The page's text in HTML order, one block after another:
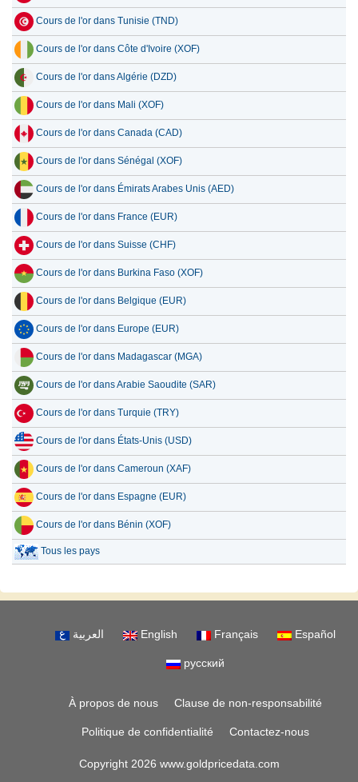
Cours de l'or dans Tunisie (TND)
Cours de l'or dans Côte d'Ivoire (XOF)
Cours de l'or dans Algérie (DZD)
Cours de l'or dans Mali (XOF)
Cours de l'or dans Canada (CAD)
Cours de l'or dans Sénégal (XOF)
Cours de l'or dans Émirats Arabes Unis (AED)
Cours de l'or dans France (EUR)
Cours de l'or dans Suisse (CHF)
Cours de l'or dans Burkina Faso (XOF)
Cours de l'or dans Belgique (EUR)
Cours de l'or dans Europe (EUR)
Cours de l'or dans Madagascar (MGA)
Cours de l'or dans Arabie Saoudite (SAR)
Cours de l'or dans Turquie (TRY)
Cours de l'or dans États-Unis (USD)
Cours de l'or dans Cameroun (XAF)
Cours de l'or dans Espagne (EUR)
Cours de l'or dans Bénin (XOF)
Tous les pays
العربية English Français Español
русский
À propos de nous Clause de non-responsabilité
Politique de confidentialité Contactez-nous
Copyright 2026 www.goldpricedata.com